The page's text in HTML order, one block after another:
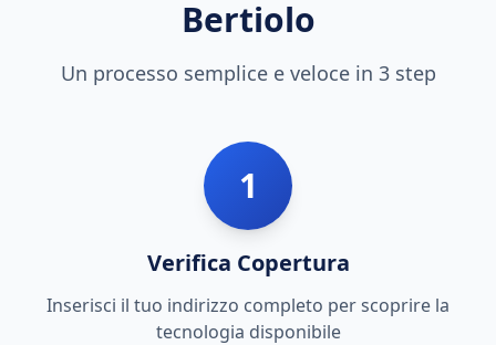
Bertiolo
Un processo semplice e veloce in 3 step
1
Verifica Copertura
Inserisci il tuo indirizzo completo per scoprire la
tecnologia disponibile